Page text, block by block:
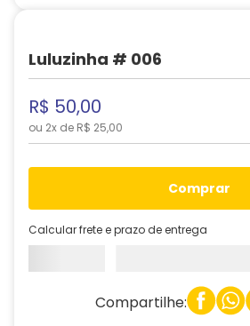
Luluzinha # 006
R$ 50,00
ou 2x de R$ 25,00
comprar
Calcular frete e prazo de entrega
Compartilhe: